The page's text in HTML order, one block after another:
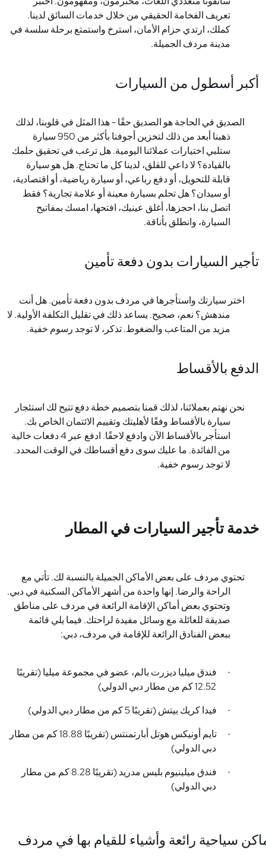
تعريف الفخامة الحقيقي من خلال خدمات السائق لدينا.
كملك، ارتدي حزام الأمان، استرخ واستمتع برحلة سلسة في
مدينة مردف الجميلة.
أكبر أسطول من السيارات
الصديق في الحاجة هو الصديق حقًا - هذا المثل في قلوبنا، لذلك
ذهبنا أبعد من ذلك لتخزين أجوفنا بأكثر من 950 سيارة
ستلبي اختيارات عملائنا اليومية. هل ترغب في تحقيق حلمك
بالقيادة؟ لا داعي للقلق، لدينا كل ما تحتاج. هل هو سيارة
قابلة للتحويل، أو دفع رباعي، أو سيارة رياضية، أو اقتصادية،
أو سيدان؟ هل تحلم بسيارة معينة أو علامة تجارية؟ فقط
اتصل بنا، احجزها، أغلق عينيك، افتحها، امسك بمفاتيح
السيارة، وانطلق بأناقة.
تأجير السيارات بدون دفعة تأمين
اختر سيارتك واستأجرها في مردف بدون دفعة تأمين. هل أنت
مندهش؟ نعم، صحيح. يساعد ذلك في تقليل التكلفة الأولية. لا
مزيد من المتاعب والضغوط. تذكر، لا توجد رسوم خفية.
الدفع بالأقساط
نحن نهتم بعملائنا، لذلك قمنا بتصميم خطة دفع تتيح لك استئجار
سيارة بالأقساط وفقًا لأهليتك وتقييم الائتمان الخاص بك.
استأجر بالأقساط الآن وادفع لاحقًا. ادفع عبر 4 دفعات خالية
من الفائدة. ما عليك سوى دفع أقساطك في الوقت المحدد.
لا توجد رسوم خفية.
خدمة تأجير السيارات في المطار
تحتوي مردف على بعض الأماكن الجميلة بالنسبة لك. تأتي مع
الراحة والرضا. إنها واحدة من أشهر الأماكن السكنية في دبي.
وتحتوي بعض أماكن الإقامة الرائعة في مردف على مناطق
صديقة للعائلة مع وسائل مفيدة لراحتك. فيما يلي قائمة
ببعض الفنادق الرائعة للإقامة في مردف، دبي:
·
فندق ميليا ديزرت بالم، عضو في مجموعة ميليا (تقريبًا
12.52 كم من مطار دبي الدولي)
· فيدا كريك بيتش (تقريبًا 5 كم من مطار دبي الدولي)
·
تايم أونيكس هوتل أبارتمنتس (تقريبًا 18.88 كم من مطار
دبي الدولي)
·
فندق ميلينيوم بليس مدريد (تقريبًا 8.28 كم من مطار
دبي الدولي)
سياحية رائعة وأشياء للقيام بها في مردف